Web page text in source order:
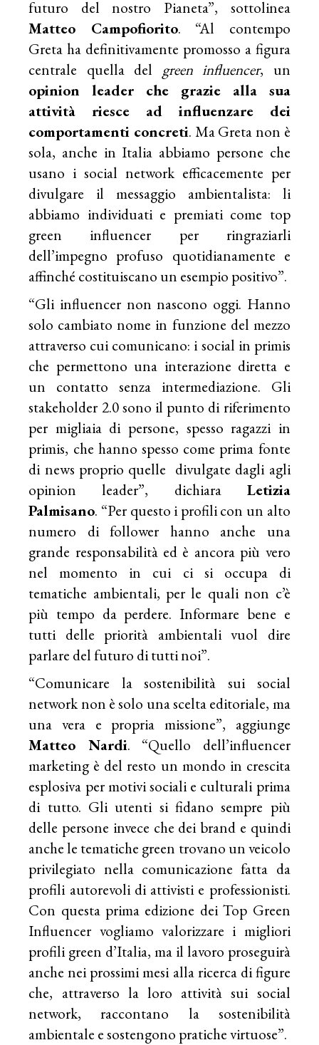
futuro del nostro Pianeta”, sottolinea
Matteo Campofiorito. “Al contempo
Greta ha definitivamente promosso a figura
centrale quella del green influencer, un
opinion leader che grazie alla sua
attività riesce ad influenzare dei
comportamenti concreti. Ma Greta non è
sola, anche in Italia abbiamo persone che
usano i social network efficacemente per
divulgare il messaggio ambientalista: li
abbiamo individuati e premiati come top
green influencer per ringraziarli
dell’impegno profuso quotidianamente e
affinché costituiscano un esempio positivo”.
“Gli influencer non nascono oggi. Hanno
solo cambiato nome in funzione del mezzo
attraverso cui comunicano: i social in primis
che permettono una interazione diretta e
un contatto senza intermediazione. Gli
stakeholder 2.0 sono il punto di riferimento
per migliaia di persone, spesso ragazzi in
primis, che hanno spesso come prima fonte
di news proprio quelle divulgate dagli agli
opinion leader”, dichiara Letizia
Palmisano. “Per questo i profili con un alto
numero di follower hanno anche una
grande responsabilità ed è ancora più vero
nel momento in cui ci si occupa di
tematiche ambientali, per le quali non c’è
più tempo da perdere. Informare bene e
tutti delle priorità ambientali vuol dire
parlare del futuro di tutti noi”.
“Comunicare la sostenibilità sui social
network non è solo una scelta editoriale, ma
una vera e propria missione”, aggiunge
Matteo Nardi. “Quello dell’influencer
marketing è del resto un mondo in crescita
esplosiva per motivi sociali e culturali prima
di tutto. Gli utenti si fidano sempre più
delle persone invece che dei brand e quindi
anche le tematiche green trovano un veicolo
privilegiato nella comunicazione fatta da
profili autorevoli di attivisti e professionisti.
Con questa prima edizione dei Top Green
Influencer vogliamo valorizzare i migliori
profili green d’Italia, ma il lavoro proseguirà
anche nei prossimi mesi alla ricerca di figure
che, attraverso la loro attività sui social
network, raccontano la sostenibilità
ambientale e sostengono pratiche virtuose”.